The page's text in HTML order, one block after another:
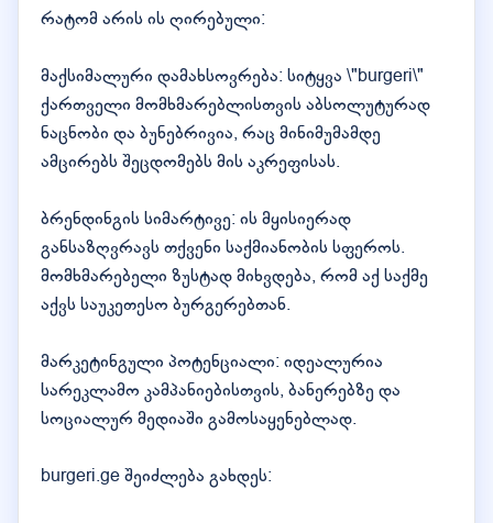
რატომ არის ის ღირებული:
მაქსიმალური დამახსოვრება: სიტყვა \"burgeri\"
ქართველი მომხმარებლისთვის აბსოლუტურად
ნაცნობი და ბუნებრივია, რაც მინიმუმამდე
ამცირებს შეცდომებს მის აკრეფისას.
ბრენდინგის სიმარტივე: ის მყისიერად
განსაზღვრავს თქვენი საქმიანობის სფეროს.
მომხმარებელი ზუსტად მიხვდება, რომ აქ საქმე
აქვს საუკეთესო ბურგერებთან.
მარკეტინგული პოტენციალი: იდეალურია
სარეკლამო კამპანიებისთვის, ბანერებზე და
სოციალურ მედიაში გამოსაყენებლად.
burgeri.ge შეიძლება გახდეს: